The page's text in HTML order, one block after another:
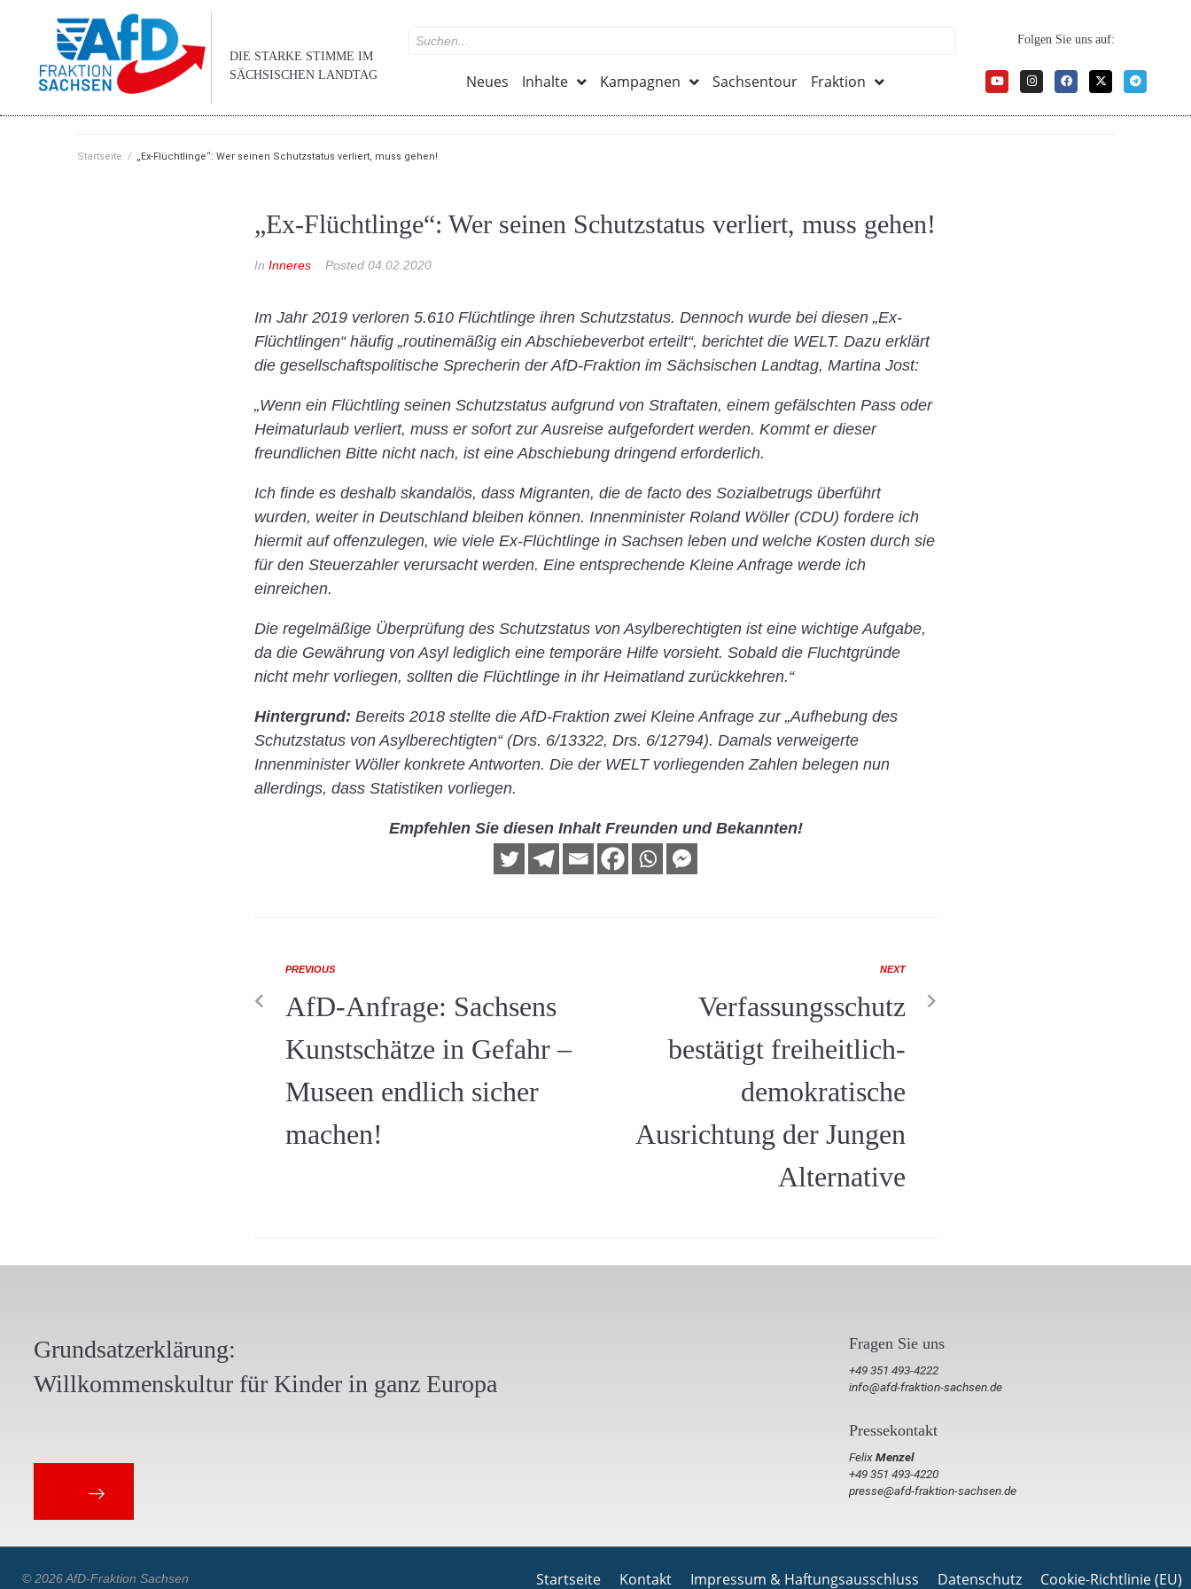
DIE STARKE STIMME IM
SÄCHSISCHEN LANDTAG
Neues Inhalte Kampagnen Sachsentour Fraktion
Folgen Sie uns auf:
Startseite / „Ex-Flüchtlinge“: Wer seinen Schutzstatus verliert, muss gehen!
„Ex-Flüchtlinge“: Wer seinen Schutzstatus verliert, muss gehen!
In Inneres Posted 04.02.2020
Im Jahr 2019 verloren 5.610 Flüchtlinge ihren Schutzstatus. Dennoch wurde bei diesen „Ex-
Flüchtlingen“ häufig „routinemäßig ein Abschiebeverbot erteilt“, berichtet die WELT. Dazu erklärt
die gesellschaftspolitische Sprecherin der AfD-Fraktion im Sächsischen Landtag, Martina Jost:
„Wenn ein Flüchtling seinen Schutzstatus aufgrund von Straftaten, einem gefälschten Pass oder
Heimaturlaub verliert, muss er sofort zur Ausreise aufgefordert werden. Kommt er dieser
freundlichen Bitte nicht nach, ist eine Abschiebung dringend erforderlich.
Ich finde es deshalb skandalös, dass Migranten, die de facto des Sozialbetrugs überführt
wurden, weiter in Deutschland bleiben können. Innenminister Roland Wöller (CDU) fordere ich
hiermit auf offenzulegen, wie viele Ex-Flüchtlinge in Sachsen leben und welche Kosten durch sie
für den Steuerzahler verursacht werden. Eine entsprechende Kleine Anfrage werde ich
einreichen.
Die regelmäßige Überprüfung des Schutzstatus von Asylberechtigten ist eine wichtige Aufgabe,
da die Gewährung von Asyl lediglich eine temporäre Hilfe vorsieht. Sobald die Fluchtgründe
nicht mehr vorliegen, sollten die Flüchtlinge in ihr Heimatland zurückkehren.“
Hintergrund: Bereits 2018 stellte die AfD-Fraktion zwei Kleine Anfrage zur „Aufhebung des
Schutzstatus von Asylberechtigten“ (Drs. 6/13322, Drs. 6/12794). Damals verweigerte
Innenminister Wöller konkrete Antworten. Die der WELT vorliegenden Zahlen belegen nun
allerdings, dass Statistiken vorliegen.
Empfehlen Sie diesen Inhalt Freunden und Bekannten!
PREVIOUS
AfD-Anfrage: Sachsens
Kunstschätze in Gefahr –
Museen endlich sicher
machen!
NEXT
Verfassungsschutz
bestätigt freiheitlich-
demokratische
Ausrichtung der Jungen
Alternative
Grundsatzerklärung:
Willkommenskultur für Kinder in ganz Europa
Fragen Sie uns
+49 351 493-4222
info@afd-fraktion-sachsen.de
Pressekontakt
FelixMenzel
+49 351 493-4220
presse@afd-fraktion-sachsen.de
© 2026 AfD-Fraktion Sachsen Startseite Kontakt Impressum & Haftungsausschluss Datenschutz Cookie-Richtlinie (EU)